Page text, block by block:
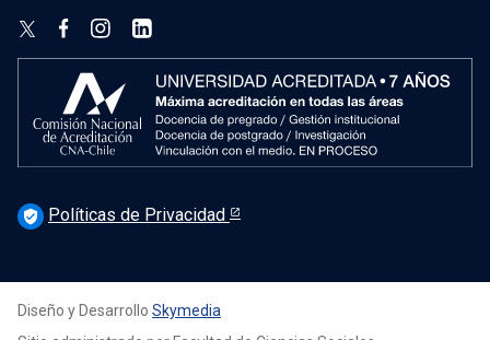
verified_user Políticas de Privacidad
Diseño y Desarrollo Skymedia